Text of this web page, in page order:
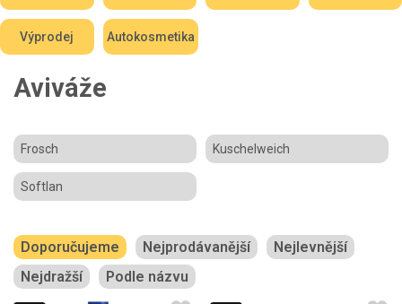
Výprodej Autokosmetika
Aviváže
Frosch Kuschelweich
Softlan
Doporučujeme Nejprodávanější
Nejlevnější
Nejdražší
Podle názvu